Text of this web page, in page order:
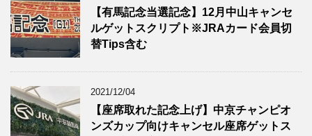
【有馬記念当選記念】12月中山キャンセ
ルゲットスクリプト※JRAカード会員切
替Tips含む
2021/12/04
【座席取れた記念上げ】中京チャンピオ
ンズカップ向けキャンセル座席ゲットス